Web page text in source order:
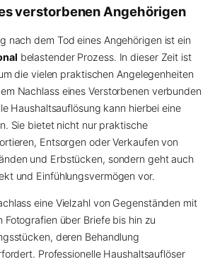
verstorbenen Angehörigen
nach dem Tod eines Angehörigen ist ein
belastender Prozess. In dieser Zeit ist
die vielen praktischen Angelegenheiten
Nachlass eines Verstorbenen verbunden
Haushaltsauflösung kann hierbei eine
Sie bietet nicht nur praktische
Entsorgen oder Verkaufen von
und Erbstücken, sondern geht auch
und Einfühlungsvermögen vor.
eine Vielzahl von Gegenständen mit
Fotografien über Briefe bis hin zu
deren Behandlung
Professionelle Haushaltsauflöser